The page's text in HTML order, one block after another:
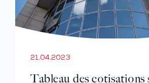
21.04.2023
Tableau des cotisations